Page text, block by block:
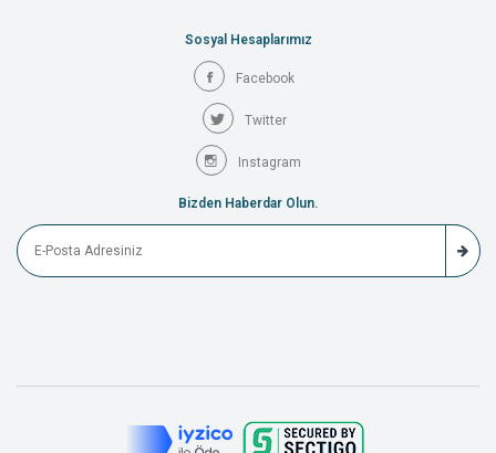
Sosyal Hesaplarımız
Facebook
Twitter
Instagram
Bizden Haberdar Olun.